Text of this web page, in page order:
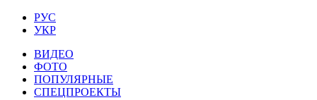
РУС
УКР
ВИДЕО
ФОТО
ПОПУЛЯРНЫЕ
СПЕЦПРОЕКТЫ